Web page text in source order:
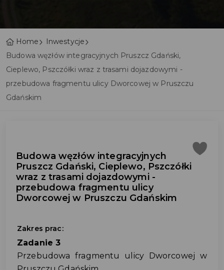
Home
Inwestycje
Budowa węzłów integracyjnych Pruszcz Gdański,
Cieplewo, Pszczółki wraz z trasami dojazdowymi -
przebudowa fragmentu ulicy Dworcowej w Pruszczu
Gdańskim
Budowa węzłów integracyjnych
Pruszcz Gdański, Cieplewo, Pszczółki
wraz z trasami dojazdowymi -
przebudowa fragmentu ulicy
Dworcowej w Pruszczu Gdańskim
Zakres prac:
Zadanie 3
Przebudowa fragmentu ulicy Dworcowej w